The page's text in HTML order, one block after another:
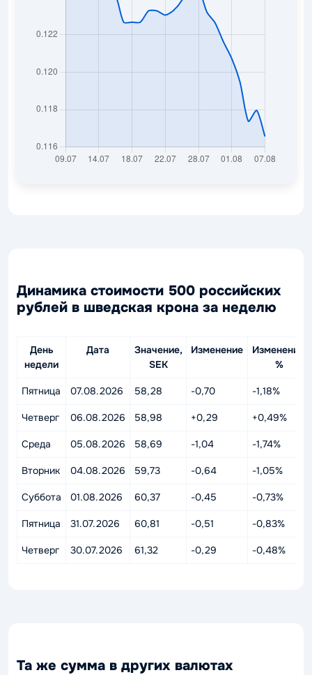
Динамика стоимости 500 российских
рублей в шведская крона за неделю
День
недели
Дата
Значение,
SEK
Изменение
Изменение,
%
Пятница 07.08.2026 58,28 -0,70 -1,18%
Четверг 06.08.2026 58,98 +0,29 +0,49%
Среда 05.08.2026 58,69 -1,04 -1,74%
Вторник 04.08.2026 59,73 -0,64 -1,05%
Суббота 01.08.2026 60,37 -0,45 -0,73%
Пятница 31.07.2026 60,81 -0,51 -0,83%
Четверг 30.07.2026 61,32 -0,29 -0,48%
Та же сумма в других валютах